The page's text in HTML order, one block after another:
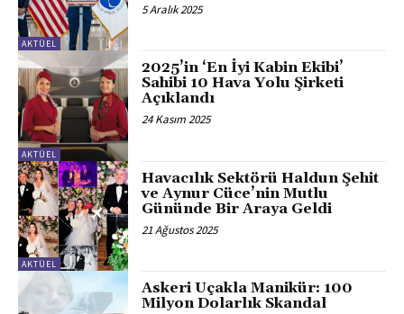
AKTÜEL
5 Aralık 2025
AKTÜEL
2025’in ‘En İyi Kabin Ekibi’
Sahibi 10 Hava Yolu Şirketi
Açıklandı
24 Kasım 2025
AKTÜEL
Havacılık Sektörü Haldun Şehit
ve Aynur Cüce’nin Mutlu
Gününde Bir Araya Geldi
21 Ağustos 2025
Askeri Uçakla Manikür: 100
Milyon Dolarlık Skandal